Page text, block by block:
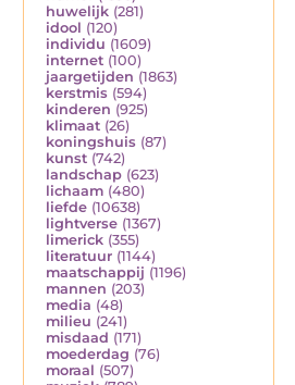
huwelijk (281)
idool (120)
individu (1609)
internet (100)
jaargetijden (1863)
kerstmis (594)
kinderen (925)
klimaat (26)
koningshuis (87)
kunst (742)
landschap (623)
lichaam (480)
liefde (10638)
lightverse (1367)
limerick (355)
literatuur (1144)
maatschappij (1196)
mannen (203)
media (48)
milieu (241)
misdaad (171)
moederdag (76)
moraal (507)